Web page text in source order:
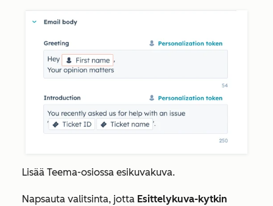
Lisää Teema-osiossa esikuvakuva.
Napsauta valitsinta, jotta Esittelykuva-kytkin